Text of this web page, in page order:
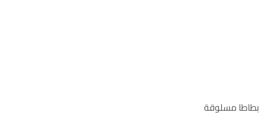
بطاطا مسلوقة